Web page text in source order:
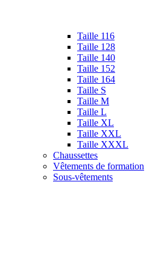
Taille 116
Taille 128
Taille 140
Taille 152
Taille 164
Taille S
Taille M
Taille L
Taille XL
Taille XXL
Taille XXXL
Chaussettes
Vêtements de formation
Sous-vêtements